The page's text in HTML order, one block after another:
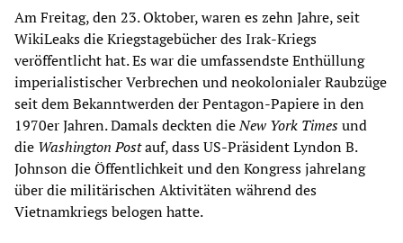
Am Freitag, den 23. Oktober, waren es zehn Jahre, seit
WikiLeaks die Kriegstagebücher des Irak-Kriegs
veröffentlicht hat. Es war die umfassendste Enthüllung
imperialistischer Verbrechen und neokolonialer Raubzüge
seit dem Bekanntwerden der Pentagon-Papiere in den
1970er Jahren. Damals deckten dieNew York Timesund
die Washington Postauf, dass US-Präsident Lyndon B.
Johnson die Öffentlichkeit und den Kongress jahrelang
über die militärischen Aktivitäten während des
Vietnamkriegs belogen hatte.